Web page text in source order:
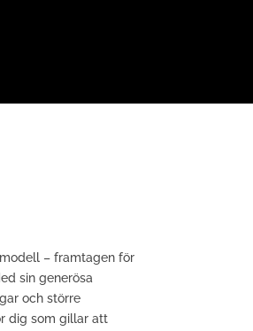
– framtagen för
sin generösa
och större
dig som gillar att